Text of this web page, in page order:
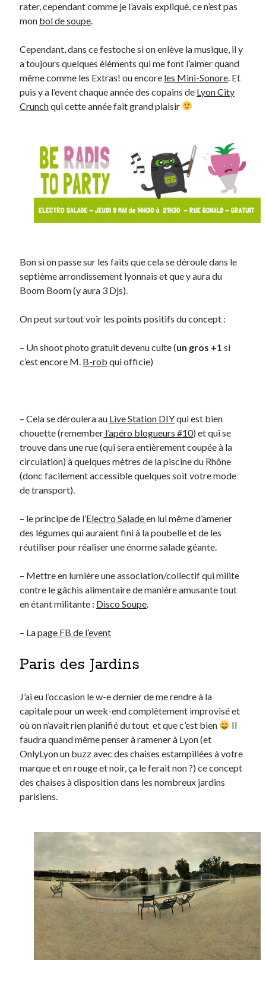
Vidéos
rater, cependant comme je l’avais expliqué, ce n’est pas
mon bol de soupe
Cependant, dans ce festoche si on enlève la musique, il y
a toujours quelques éléments qui me font l’aimer quand
même comme les Extras! ou encore les Mini-Sonore . Et
puis y a l’event chaque année des copains de Lyon City
Crunchqui cette année fait grand plaisir
Bon si on passe sur les faits que cela se déroule dans le
septième arrondissement lyonnais et que y aura du
Boom Boom (y aura 3 Djs).
On peut surtout voir les points positifs du concept :
– Un shoot photo gratuit devenu culte (un gros +1 si
c’est encore M. B-rob qui officie)
– Cela se déroulera au Live Station DIYqui est bien
chouette (remember l’apéro blogueurs #10) et qui se
trouve dans une rue (qui sera entièrement coupée à la
circulation) à quelques mètres de la piscine du Rhône
(donc facilement accessible quelques soit votre mode
de transport).
– le principe de l’Electro Saladeen lui même d’amener
des légumes qui auraient fini à la poubelle et de les
réutiliser pour réaliser une énorme salade géante.
– Mettre en lumière une association/collectif qui milite
contre le gâchis alimentaire de manière amusante tout
en étant militante : Disco Soupe.
– Lapage FB de l’event
Paris des Jardins
J’ai eu l’occasion le w-e dernier de me rendre à la
capitale pour un week-end complètement improvisé et
où on n’avait rien planifié du tout et que c’est bien
Il
faudra quand même penser à ramener à Lyon (et
OnlyLyon un buzz avec des chaises estampillées à votre
marque et en rouge et noir, ça le ferait non ?) ce concept
des chaises à disposition dans les nombreux jardins
parisiens.